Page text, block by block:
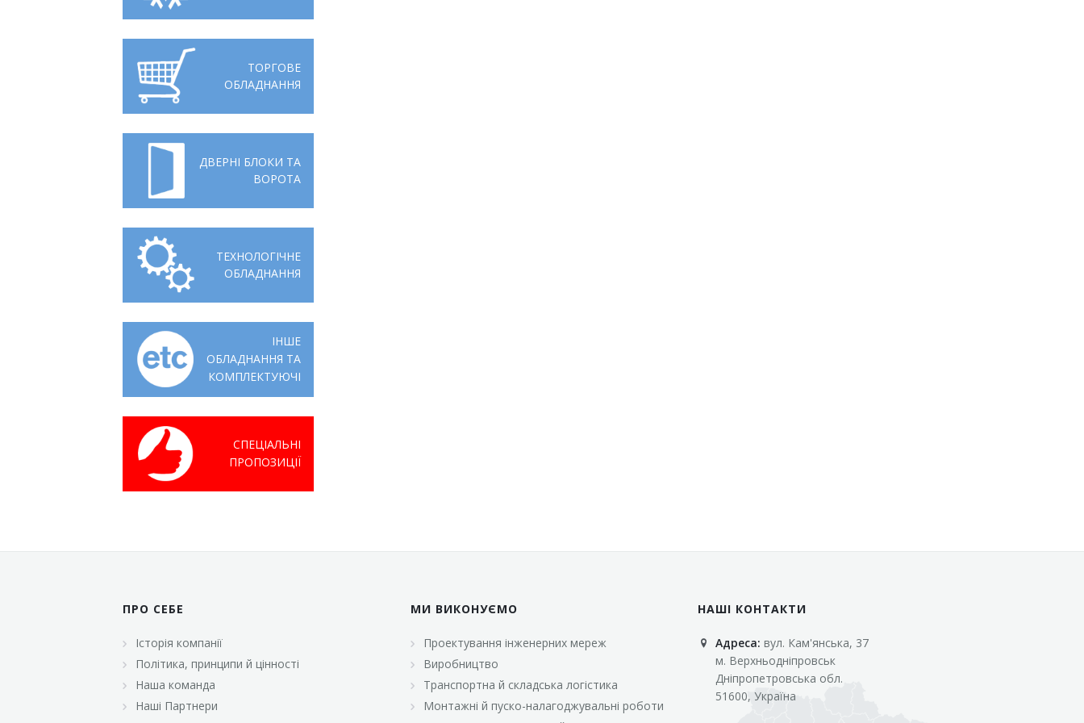
Ліцензії, сертифікати, дипломи
Відео
Вакансії
Сервіс
Модернізація
ТОРГОВЕ
ОБЛАДНАННЯ
ДВЕРНІ БЛОКИ ТА
ВОРОТА
ТЕХНОЛОГІЧНЕ
ОБЛАДНАННЯ
ІНШЕ
ОБЛАДНАННЯ ТА
КОМПЛЕКТУЮЧІ
СПЕЦІАЛЬНІ
ПРОПОЗИЦІЇ
ПРО СЕБЕ
Історія компанії
Політика, принципи й цінності
Наша команда
Наші Партнери
МИ ВИКОНУЄМО
Проектування інженерних мереж
Виробництво
Транспортна й складська логістика
Монтажні й пуско-налагоджувальні роботи
НАШІ КОНТАКТИ
Адреса: вул. Кам'янська, 37
м. Верхньодніпровськ
Дніпропетровська обл.
51600, Україна